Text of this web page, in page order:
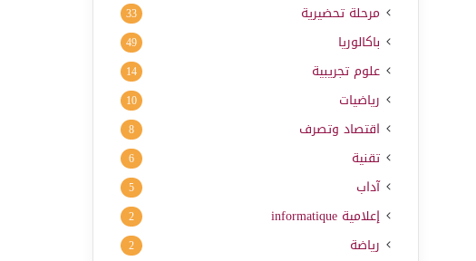
مرحلة تحضيرية 33
باكالوريا 49
علوم تجريبية 14
رياضيات 10
اقتصاد وتصرف 8
تقنية 6
آداب 5
إعلامية informatique
2
رياضة 2